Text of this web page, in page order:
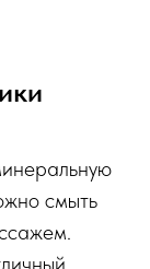
смыть